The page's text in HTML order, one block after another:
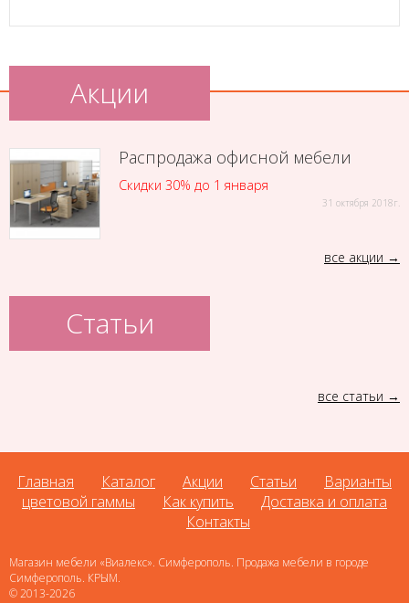
Акции
Распродажа офисной мебели
Скидки 30% до 1 января
31 октября 2018г.
все акции
Статьи
все статьи
Главная Каталог Акции Статьи
Варианты
цветовой гаммы
Как купить
Доставка и оплата
Контакты
Магазин мебели «Виалекс». Симферополь. Продажа мебели в городе
Симферополь. КРЫМ.
© 2013-2026